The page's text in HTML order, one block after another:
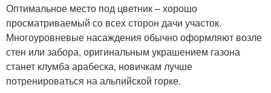
Оптимальное место под цветник – хорошо
просматриваемый со всех сторон дачи участок.
Многоуровневые насаждения обычно оформляют возле
стен или забора, оригинальным украшением газона
станет клумба арабеска, новичкам лучше
потренироваться на альпийской горке.